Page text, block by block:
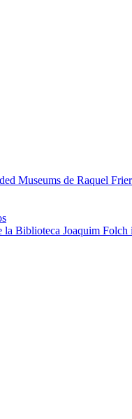
Museums de Raquel
la Biblioteca Joaquim Folch